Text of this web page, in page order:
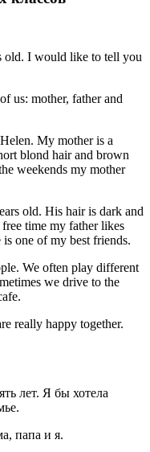
old. I would like to tell you
us: mother, father and
My mother is a
blond hair and brown
weekends my mother
old. His hair is dark and
time my father likes
one of my best friends.
We often play different
we drive to the
really happy together.
лет. Я бы хотела
папа и я.